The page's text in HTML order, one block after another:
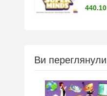
440.10
Ви переглянули